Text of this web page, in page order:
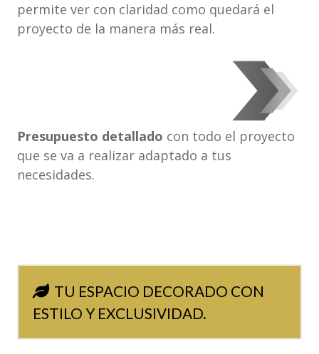
permite ver con claridad como quedará el
proyecto de la manera más real.
Presupuesto detallado con todo el proyecto
que se va a realizar adaptado a tus
necesidades.
TU ESPACIO DECORADO CON
ESTILO Y EXCLUSIVIDAD.